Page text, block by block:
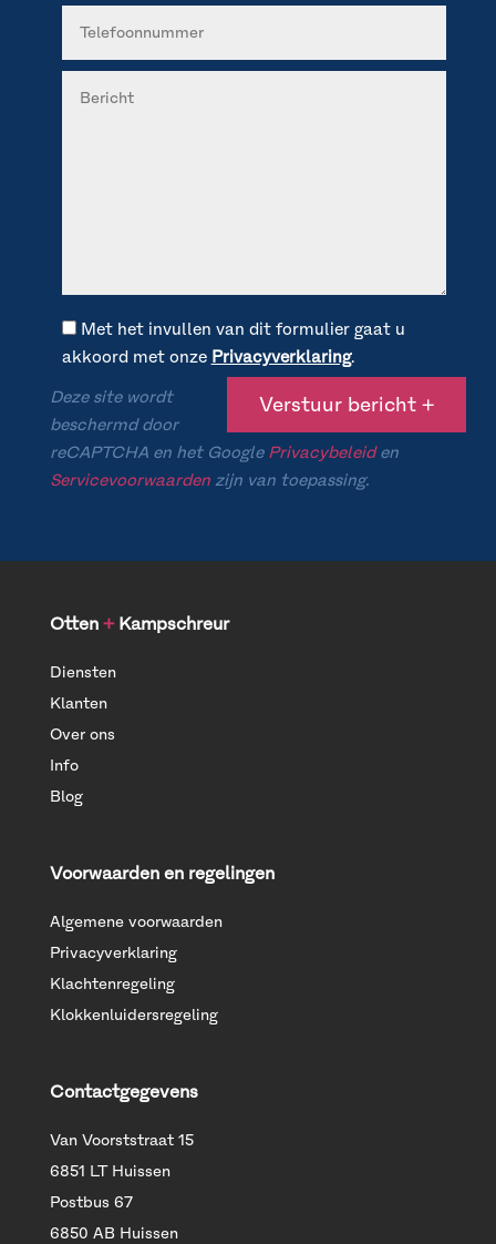
Met het invullen van dit formulier gaat u
akkoord met onze Privacyverklaring.
Deze site wordt
beschermd door
reCAPTCHA en het Google Privacybeleiden
Servicevoorwaardenzijn van toepassing.
Otten +Kampschreur
Diensten
Klanten
Over ons
Info
Blog
Voorwaarden en regelingen
Algemene voorwaarden
Privacyverklaring
Klachtenregeling
Klokkenluidersregeling
Contactgegevens
Van Voorststraat 15
6851 LT Huissen
Postbus 67
6850 AB Huissen